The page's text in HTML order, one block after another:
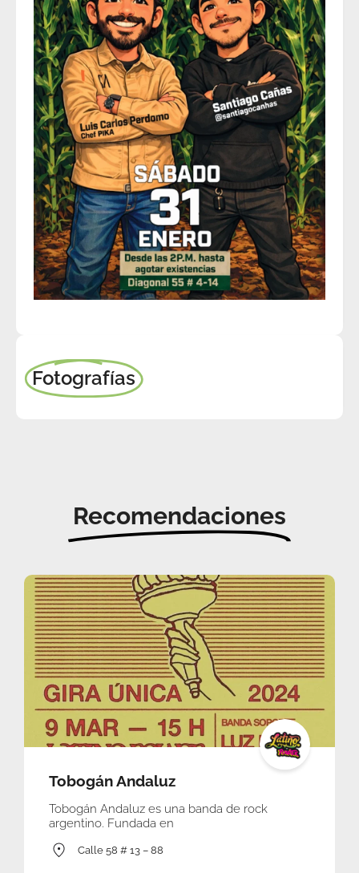
Fotografías
Recomendaciones
Tobogán Andaluz
Tobogán Andaluz es una banda de rock
argentino. Fundada en
Calle 58 # 13 – 88